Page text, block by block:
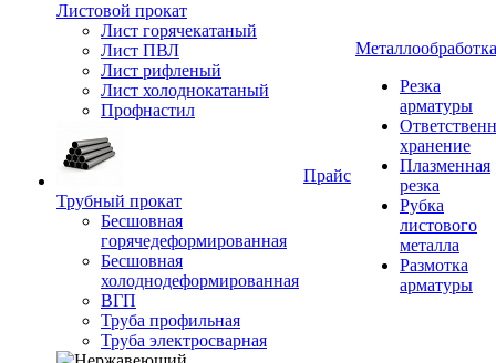
Листовой прокат
Лист горячекатаный
Лист ПВЛ
Лист рифленый
Лист холоднокатаный
Профнастил
Трубный прокат
Бесшовная
горячедеформированная
Бесшовная
холоднодеформированная
ВГП
Труба профильная
Труба электросварная
Прайс
Металлообработка
Резка
арматуры
хранение
Плазменная
резка
Рубка
листового
металла
Размотка
арматуры